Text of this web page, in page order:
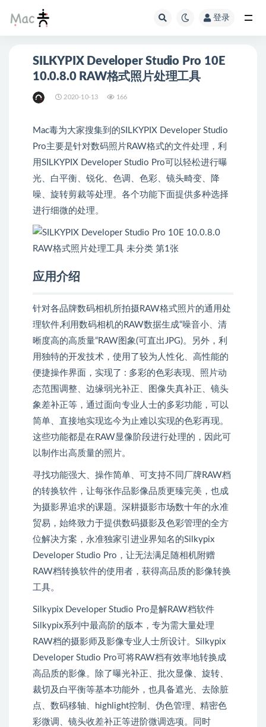
登录
SILKYPIX Developer Studio Pro 10E
10.0.8.0 RAW格式照片处理工具
2020-10-13 166
Mac毒为大家搜集到的SILKYPIX Developer Studio
Pro主要是针对数码照片RAW格式的文件处理，利
用SILKYPIX Developer Studio Pro可以轻松进行曝
光、白平衡、锐化、色调、色彩、镜头畸变、降
噪、旋转剪裁等处理。各个功能下面提供多种选择
进行细微的处理。
应用介绍
针对各品牌数码相机所拍摄RAW格式照片的通用处
理软件,利用数码相机的RAW数据生成“噪音小、清
晰度高的高质量“RAW图象(可直出JPG)。另外，利
用独特的开发技术，使用了较为人性化、高性能的
便捷操作界面，实现了 : 多彩的色彩表现、照片动
态范围调整、边缘弱光补正、图像失真补正、镜头
象差补正等，通过面向专业人士的多彩功能，可以
简单、直接地实现迄今为止难以实现的色彩再现。
这些功能都是在RAW显像阶段进行处理的，因此可
以制作出高质量的照片。
寻找功能强大、操作简单、可支持不同厂牌RAW档
的转换软件，让每张作品影像品质更臻完美，也成
为摄影界追求的课题。深耕摄影市场数十年的永准
贸易，始终致力于提供数码摄影及色彩管理的全方
位解决方案，永准独家引进业界知名的Silkypix
Developer Studio Pro，让无法满足随相机附赠
RAW档转换软件的使用者，获得高品质的影像转换
工具。
Silkypix Developer Studio Pro是解RAW档软件
Silkypix系列中最高阶的版本，专为需大量处理
RAW档的摄影师及影像专业人士所设计。Silkypix
Developer Studio Pro可将RAW档有效率地转换成
高品质的影像。除了曝光补正、批次显像、旋转、
裁切及白平衡等基本功能外，也具备遮光、去除脏
点、数码移轴、highlight控制、伪色管理、精密色
彩微调、镜头收差补正等进阶微调选项。同时